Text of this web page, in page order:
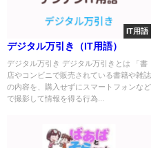
IT用語
デジタル万引き（IT用語）
デジタル万引き デジタル万引きとは 「書
店やコンビニで販売されている書籍や雑誌
の内容を、購入せずにスマートフォンなど
で撮影して情報を得る行為...